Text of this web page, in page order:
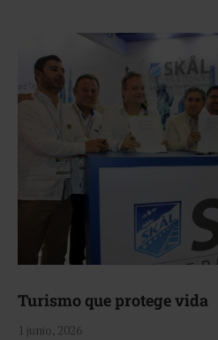
Turismo que protege vida
1 junio, 2026